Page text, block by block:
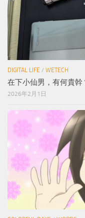
DIGITAL LIFE / WETECH
在下小仙男，有何貴幹
2026年2月1日